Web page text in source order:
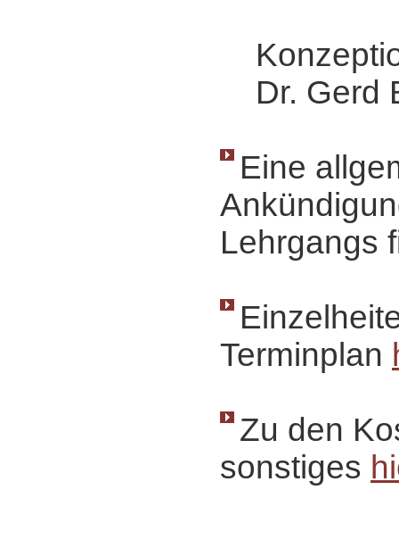
Dr. Gerd
Eine
Lehrgangs
Terminplan
Zu den
sonstiges